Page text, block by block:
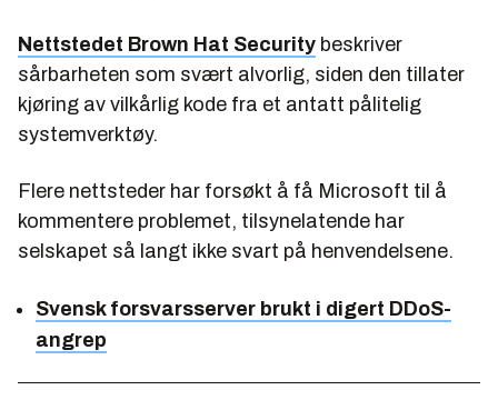
Nettstedet Brown Hat Security beskriver
sårbarheten som svært alvorlig, siden den tillater
kjøring av vilkårlig kode fra et antatt pålitelig
systemverktøy.
Flere nettsteder har forsøkt å få Microsoft til å
kommentere problemet, tilsynelatende har
selskapet så langt ikke svart på henvendelsene.
Svensk forsvarsserver brukt i digert DDoS-
angrep